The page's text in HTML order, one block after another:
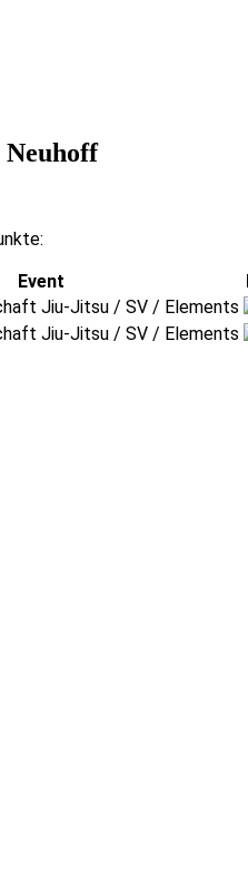
Event
Jiu-Jitsu / SV / Elements
Jiu-Jitsu / SV / Elements